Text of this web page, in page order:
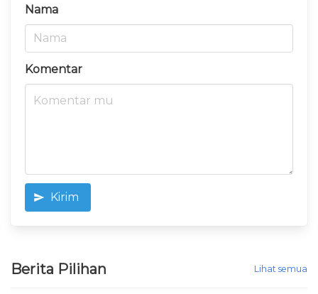
Nama
Komentar
Kirim
Berita Pilihan Lihat semua